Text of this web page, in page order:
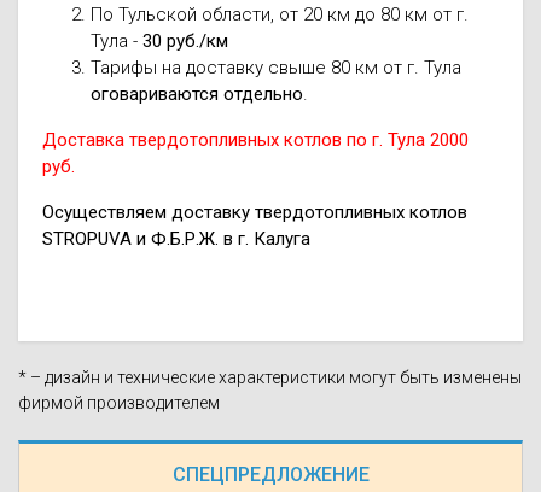
СПЕЦПРЕДЛОЖЕНИЕ
По Тульской области, от 20 км до 80 км от г.
Тула - 30 руб./км
Тарифы на доставку свыше 80 км от г. Тула
оговариваются отдельно.
Доставка твердотопливных котлов по г. Тула 2000
руб.
Осуществляем доставку твердотопливных котлов
STROPUVA и Ф.Б.Р.Ж. в г. Калуга
* – дизайн и технические характеристики могут быть изменены
фирмой производителем